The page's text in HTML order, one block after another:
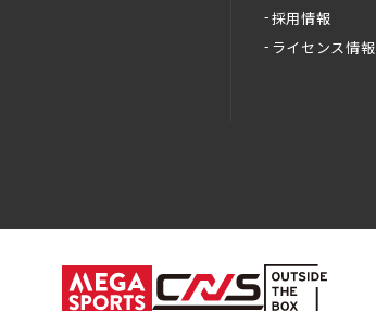
採用情報
ライセンス情報